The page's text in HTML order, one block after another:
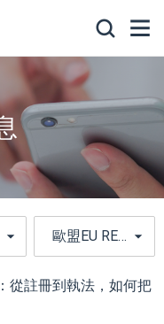
從註冊到執法，如何把